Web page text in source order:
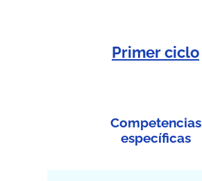
Primer ciclo
Competencias
específicas